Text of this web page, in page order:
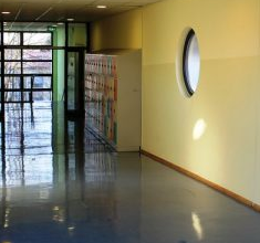
e
n